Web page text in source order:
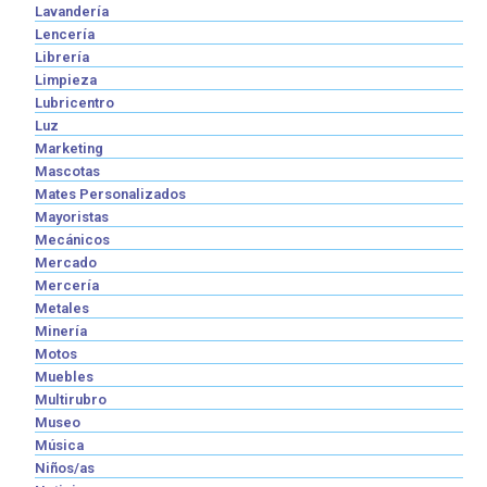
Lavandería
Lencería
Librería
Limpieza
Lubricentro
Luz
Marketing
Mascotas
Mates Personalizados
Mayoristas
Mecánicos
Mercado
Mercería
Metales
Minería
Motos
Muebles
Multirubro
Museo
Música
Niños/as